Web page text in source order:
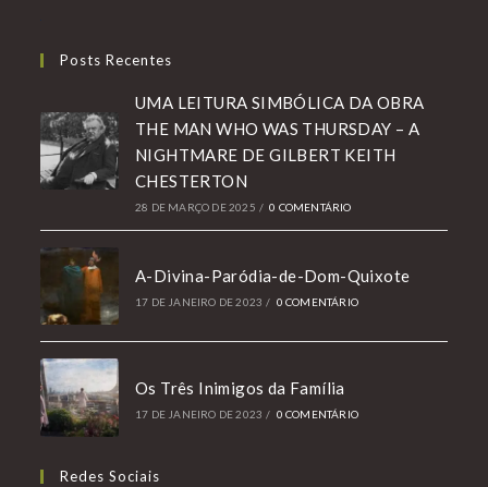
Posts Recentes
UMA LEITURA SIMBÓLICA DA OBRA
THE MAN WHO WAS THURSDAY – A
NIGHTMARE DE GILBERT KEITH
CHESTERTON
28 DE MARÇO DE 2025 / 0 COMENTÁRIO
A-Divina-Paródia-de-Dom-Quixote
17 DE JANEIRO DE 2023 / 0 COMENTÁRIO
Os Três Inimigos da Família
17 DE JANEIRO DE 2023 / 0 COMENTÁRIO
Redes Sociais